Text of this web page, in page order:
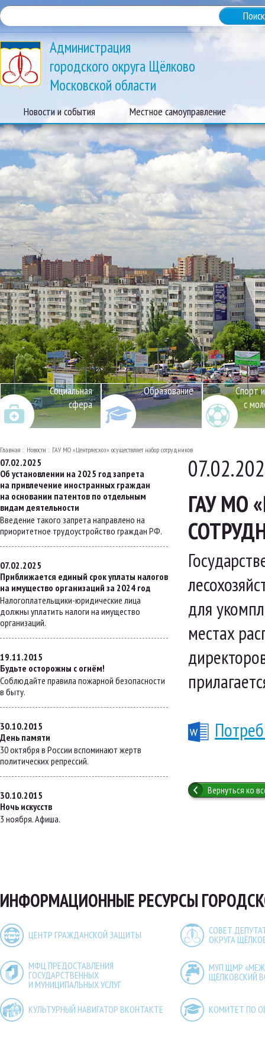
Администрация
городского округа Щёлково
Московской области
Новости и события Местное самоуправление
Социальная
сфера
Образование
Спорт
с
Главная Новости ГАУ МО «Центрлесхоз» осуществляет набор сотрудников
07.02.2025
Об установлении на 2025 год запрета
на привлечение иностранных граждан
на основании патентов по отдельным
видам деятельности
Введение такого запрета направлено на
приоритетное трудоустройство граждан РФ.
07.02.2025
Приближается единый срок уплаты налогов
на имущество организаций за 2024 год
Налогоплательщики-юридические лица
должны уплатить налоги на имущество
организаций.
19.11.2015
Будьте осторожны с огнём!
Соблюдайте правила пожарной безопасности
в быту.
30.10.2015
День памяти
30 октября в России вспоминают жертв
политических репрессий.
30.10.2015
Ночь искусств
3 ноября. Афиша.
ГАУ МО
для
местах
Вернуться ко
ИНФОРМАЦИОННЫЕ РЕСУРСЫ
ЦЕНТР ГРАЖДАНСКОЙ ЗАЩИТЫ
СОВЕТ
ОКРУГА
МФЦ ПРЕДОСТАВЛЕНИЯ
ГОСУДАРСТВЕННЫХ
И МУНИЦИПАЛЬНЫХ УСЛУГ
МУП ЩМР
ЩЁЛКОВСКИЙ
КУЛЬТУРНЫЙ НАВИГАТОР ВКОНТАКТЕ КОМИТЕТ ПО